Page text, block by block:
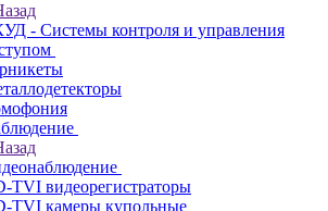
- Системы контроля и управления
TVI видеорегистраторы
TVI камеры купольные